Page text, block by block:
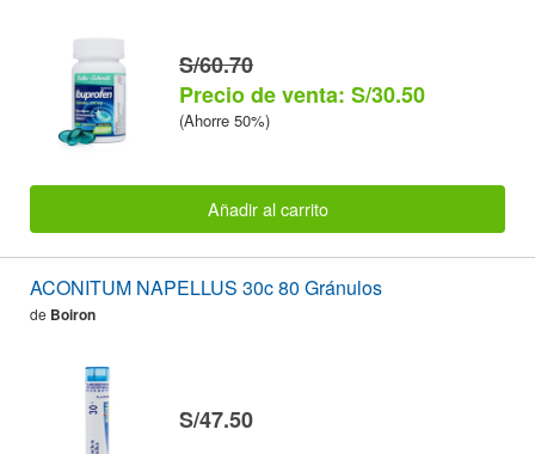
S/60.70
Precio de venta: S/30.50
(Ahorre 50%)
Añadir al carrito
ACONITUM NAPELLUS 30c 80 Gránulos
de Boiron
S/47.50